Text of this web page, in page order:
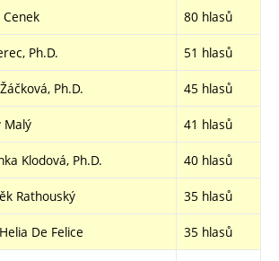
Cenek 80 hlasů
Ph.D. 51 hlasů
Ph.D. 45 hlasů
Malý 41 hlasů
Klodová, Ph.D. 40 hlasů
Rathouský 35 hlasů
De Felice 35 hlasů